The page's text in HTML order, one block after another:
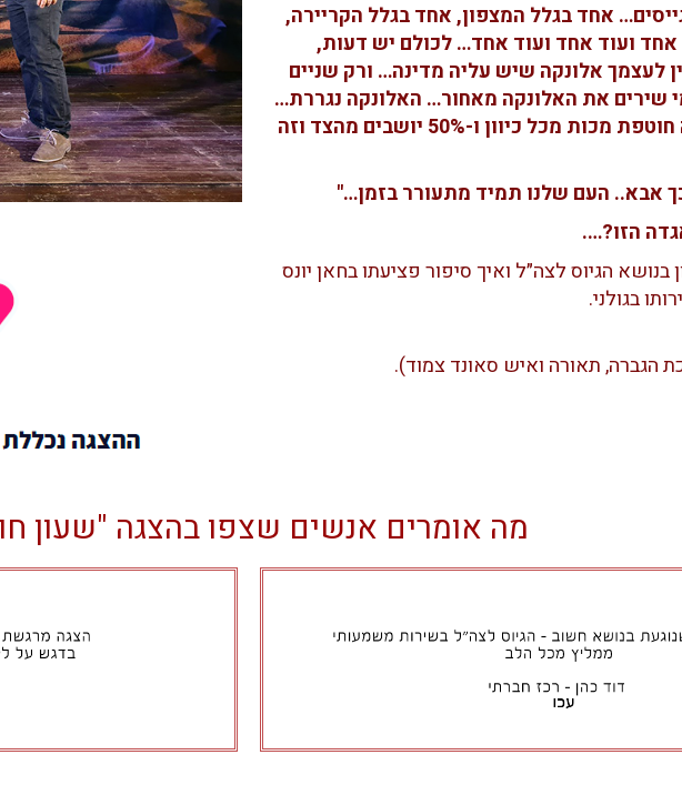
לא מתגייסים… אחד בגלל המצפון, אחד בגלל הקריירה,
ועוד אחד ועוד אחד… לכולם יש דעות,
לעצמך אלונקה שיש עליה מדינה… ורק שניים
שירים את האלונקה מאחור… האלונקה נגררת…
אבנים, סלעים, המדינה חוטפת מכות מכל כיוון ו-50% יושבים מהצד וזה
אבא.. העם שלנו תמיד מתעורר בזמן…"
הזו?….
הגיוס לצה״ל ואיך סיפור פציעתו בחאן יונס
בגולני.
הגברה, תאורה ואיש סאונד צמוד).
מה אומרים אנשים שצפו בהצגה "שעון